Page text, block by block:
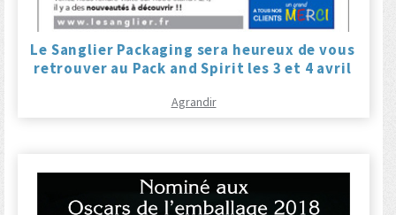
Le Sanglier Packaging sera heureux de vous
retrouver au Pack and Spirit les 3 et 4 avril
Agrandir